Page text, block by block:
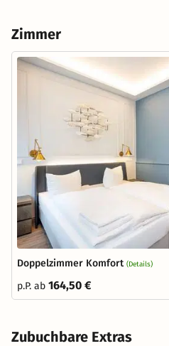
Zimmer
Doppelzimmer Komfort (Details)
p.P. ab 164,50 €
Zubuchbare Extras